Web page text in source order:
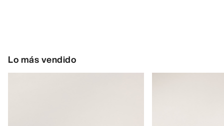
Lo más vendido